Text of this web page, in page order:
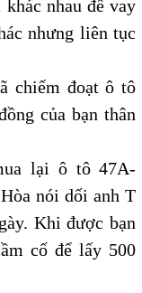
nhau để vay
nhưng liên tục
chiếm đoạt ô tô
của bạn thân
lại ô tô 47A-
nói dối anh T
Khi được bạn
cố để lấy 500